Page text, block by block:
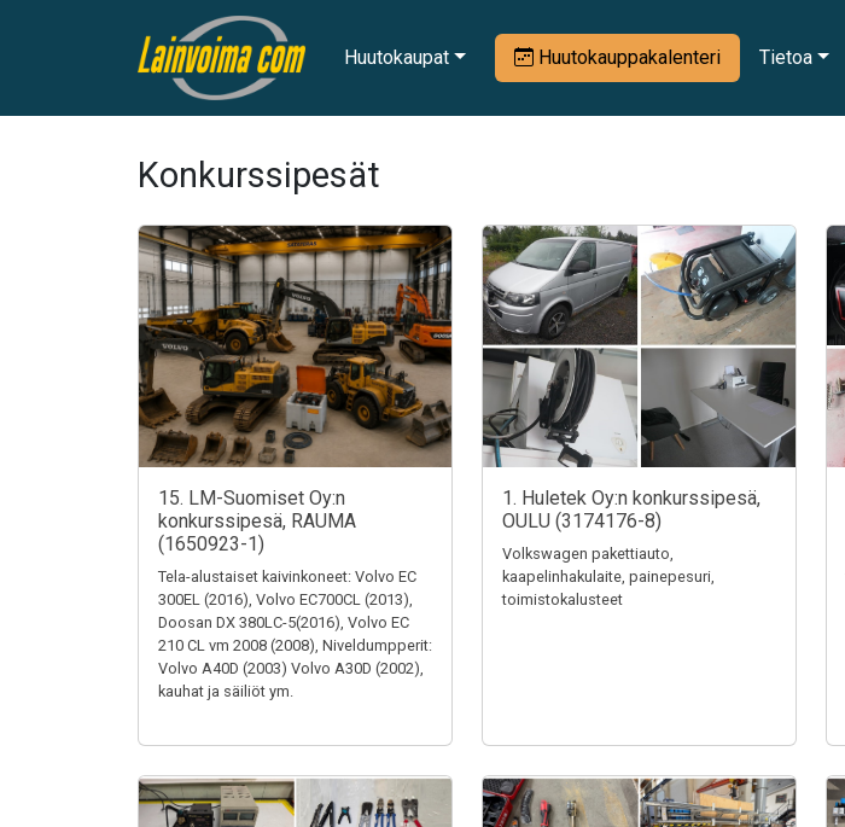
Huutokaupat Huutokauppakalenteri Tietoa
Konkurssipesät
15. LM-Suomiset Oy:n
konkurssipesä, RAUMA
(1650923-1)
Tela-alustaiset kaivinkoneet: Volvo EC
300EL (2016), Volvo EC700CL (2013),
Doosan DX 380LC-5(2016), Volvo EC
210 CL vm 2008 (2008), Niveldumpperit:
Volvo A40D (2003) Volvo A30D (2002),
kauhat ja säiliöt ym.
1. Huletek Oy:n konkurssipesä,
OULU (3174176-8)
Volkswagen pakettiauto,
kaapelinhakulaite, painepesuri,
toimistokalusteet